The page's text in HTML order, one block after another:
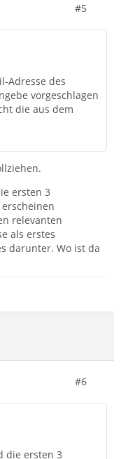
#5
Adresse des
vorgeschlagen
die aus dem
ersten 3
relevanten
als erstes
darunter. Wo ist da
#6
die ersten 3